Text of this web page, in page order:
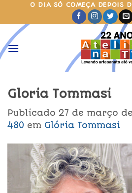
content
O DIA SÓ COMEÇA DEPOIS
Gloria Tommasi
Publicado 27 de março de
480 em Glória Tommasi